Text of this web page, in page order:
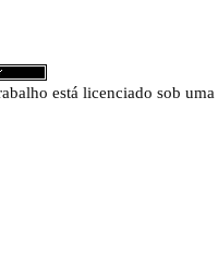
está licenciado sob uma